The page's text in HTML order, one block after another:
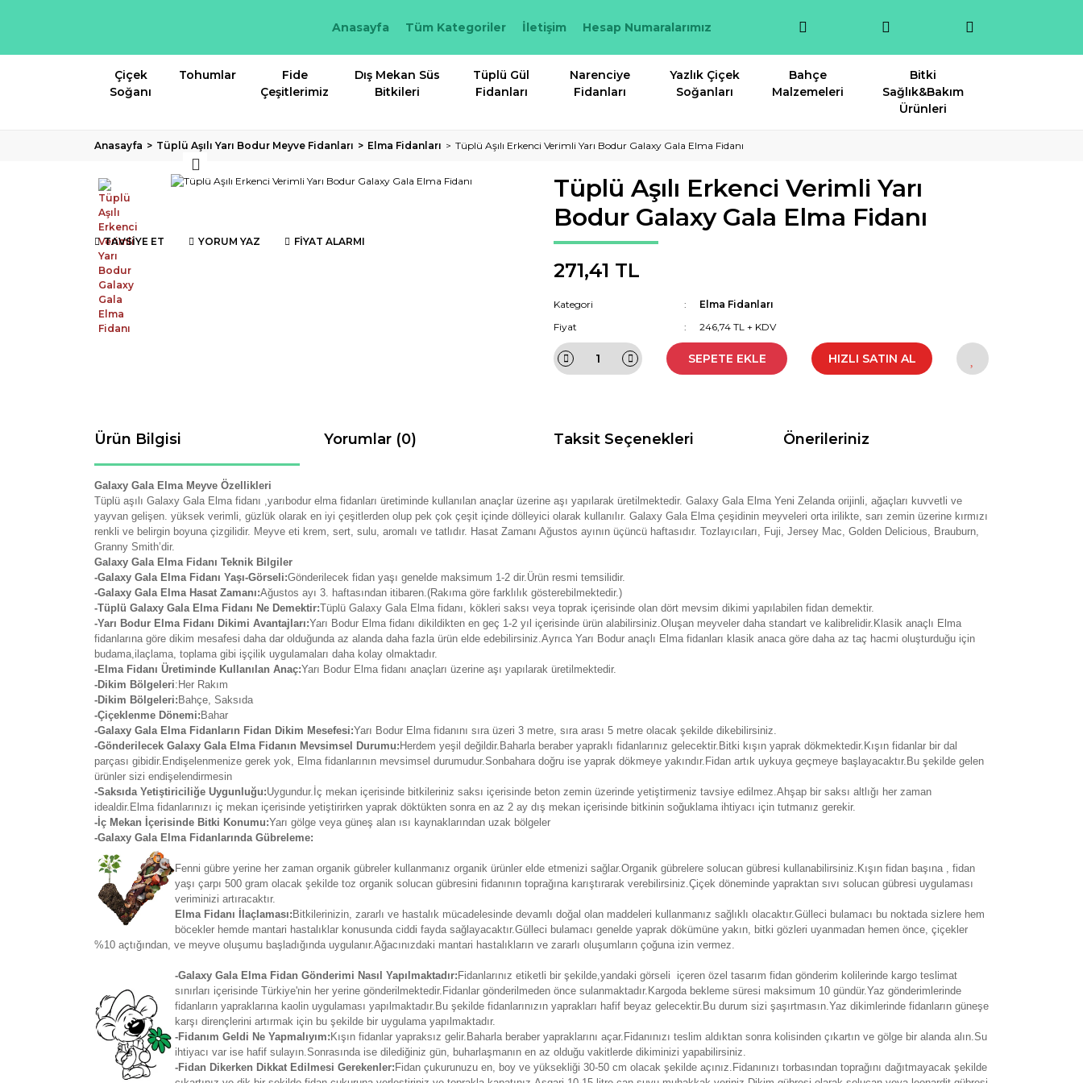
Anasayfa Tüm Kategoriler İletişim Hesap Numaralarımız
Çiçek
Soğanı
Tohumlar
Fide
Çeşitlerimiz
Dış Mekan Süs
Bitkileri
Tüplü Gül
Fidanları
Narenciye
Fidanları
Yazlık Çiçek
Soğanları
Bahçe
Malzemeleri
Bitki
Sağlık&Bakım
Ürünleri
Anasayfa Tüplü Aşılı Yarı Bodur Meyve Fidanları Elma Fidanları Tüplü Aşılı Erkenci Verimli Yarı Bodur Galaxy Gala Elma Fidanı
TAVSİYE ET YORUM YAZ FİYAT ALARMI
Tüplü Aşılı Erkenci Verimli Yarı
Bodur Galaxy Gala Elma Fidanı
271,41 TL
Kategori
Elma Fidanları
Fiyat
246,74 TL + KDV
SEPETE EKLE HIZLI SATIN AL
Ürün Bilgisi Yorumlar (0) Taksit Seçenekleri Önerileriniz
Galaxy Gala Elma Meyve Özellikleri
Tüplü aşılı Galaxy Gala Elma fidanı ,yarıbodur elma fidanları üretiminde kullanılan anaçlar üzerine aşı yapılarak üretilmektedir. Galaxy Gala Elma Yeni Zelanda orijinli, ağaçları kuvvetli ve
yayvan gelişen. yüksek verimli, güzlük olarak en iyi çeşitlerden olup pek çok çeşit içinde dölleyici olarak kullanılır. Galaxy Gala Elma çeşidinin meyveleri orta irilikte, sarı zemin üzerine kırmızı
renkli ve belirgin boyuna çizgilidir. Meyve eti krem, sert, sulu, aromalı ve tatlıdır. Hasat Zamanı Ağustos ayının üçüncü haftasıdır. Tozlayıcıları, Fuji, Jersey Mac, Golden Delicious, Brauburn,
Granny Smith’dir.
Galaxy Gala Elma Fidanı Teknik Bilgiler
-Galaxy Gala Elma Fidanı Yaşı-Görseli:Gönderilecek fidan yaşı genelde maksimum 1-2 dir.Ürün resmi temsilidir.
-Galaxy Gala Elma Hasat Zamanı:Ağustos ayı 3. haftasından itibaren.(Rakıma göre farklılık gösterebilmektedir.)
-Tüplü Galaxy Gala Elma Fidanı Ne Demektir:Tüplü Galaxy Gala Elma fidanı, kökleri saksı veya toprak içerisinde olan dört mevsim dikimi yapılabilen fidan demektir.
-Yarı Bodur Elma Fidanı Dikimi Avantajları:Yarı Bodur Elma fidanı dikildikten en geç 1-2 yıl içerisinde ürün alabilirsiniz.Oluşan meyveler daha standart ve kalibrelidir.Klasik anaçlı Elma
fidanlarına göre dikim mesafesi daha dar olduğunda az alanda daha fazla ürün elde edebilirsiniz.Ayrıca Yarı Bodur anaçlı Elma fidanları klasik anaca göre daha az taç hacmi oluşturduğu için
budama,ilaçlama, toplama gibi işçilik uygulamaları daha kolay olmaktadır.
-Elma Fidanı Üretiminde Kullanılan Anaç:Yarı Bodur Elma fidanı anaçları üzerine aşı yapılarak üretilmektedir.
-Dikim Bölgeleri:Her Rakım
-Dikim Bölgeleri: Bahçe, Saksıda
-Çiçeklenme Dönemi: Bahar
-Galaxy Gala Elma Fidanların Fidan Dikim Mesefesi:Yarı Bodur Elma fidanını sıra üzeri 3 metre, sıra arası 5 metre olacak şekilde dikebilirsiniz.
-Gönderilecek Galaxy Gala Elma Fidanın Mevsimsel Durumu: Herdem yeşil değildir.Baharla beraber yapraklı fidanlarınız gelecektir.Bitki kışın yaprak dökmektedir.Kışın fidanlar bir dal
parçası gibidir.Endişelenmenize gerek yok, Elma fidanlarının mevsimsel durumudur.Sonbahara doğru ise yaprak dökmeye yakındır.Fidan artık uykuya geçmeye başlayacaktır.Bu şekilde gelen
ürünler sizi endişelendirmesin
-Saksıda Yetiştiriciliğe Uygunluğu:Uygundur.İç mekan içerisinde bitkileriniz saksı içerisinde beton zemin üzerinde yetiştirmeniz tavsiye edilmez.Ahşap bir saksı altlığı her zaman
idealdir.Elma fidanlarınızı iç mekan içerisinde yetiştirirken yaprak döktükten sonra en az 2 ay dış mekan içerisinde bitkinin soğuklama ihtiyacı için tutmanız gerekir.
-İç Mekan İçerisinde Bitki Konumu:Yarı gölge veya güneş alan ısı kaynaklarından uzak bölgeler
-Galaxy Gala Elma Fidanlarında Gübreleme:
Fenni gübre yerine her zaman organik gübreler kullanmanız organik ürünler elde etmenizi sağlar.Organik gübrelere solucan gübresi kullanabilirsiniz.Kışın fidan başına , fidan
yaşı çarpı 500 gram olacak şekilde toz organik solucan gübresini fidanının toprağına karıştırarak verebilirsiniz.Çiçek döneminde yapraktan sıvı solucan gübresi uygulaması
veriminizi artıracaktır.
Elma Fidanı İlaçlaması: Bitkilerinizin, zararlı ve hastalık mücadelesinde devamlı doğal olan maddeleri kullanmanız sağlıklı olacaktır.Gülleci bulamacı bu noktada sizlere hem
böcekler hemde mantari hastalıklar konusunda ciddi fayda sağlayacaktır.Gülleci bulamacı genelde yaprak dökümüne yakın, bitki gözleri uyanmadan hemen önce, çiçekler
%10 açtığından, ve meyve oluşumu başladığında uygulanır.Ağacınızdaki mantari hastalıkların ve zararlı oluşumların çoğuna izin vermez.
-Galaxy Gala Elma Fidan Gönderimi Nasıl Yapılmaktadır: Fidanlarınız etiketli bir şekilde,yandaki görseli içeren özel tasarım fidan gönderim kolilerinde kargo teslimat
sınırları içerisinde Türkiye'nin her yerine gönderilmektedir.Fidanlar gönderilmeden önce sulanmaktadır.Kargoda bekleme süresi maksimum 10 gündür.Yaz gönderimlerinde
fidanların yapraklarına kaolin uygulaması yapılmaktadır.Bu şekilde fidanlarınızın yaprakları hafif beyaz gelecektir.Bu durum sizi şaşırtmasın.Yaz dikimlerinde fidanların güneşe
karşı dirençlerini artırmak için bu şekilde bir uygulama yapılmaktadır.
-Fidanım Geldi Ne Yapmalıyım: Kışın fidanlar yapraksız gelir.Baharla beraber yapraklarını açar.Fidanınızı teslim aldıktan sonra kolisinden çıkartın ve gölge bir alanda alın.Su
ihtiyacı var ise hafif sulayın.Sonrasında ise dilediğiniz gün, buharlaşmanın en az olduğu vakitlerde dikiminizi yapabilirsiniz.
-Fidan Dikerken Dikkat Edilmesi Gerekenler: Fidan çukurunuzu en, boy ve yüksekliği 30-50 cm olacak şekilde açınız.Fidanınızı torbasından toprağını dağıtmayacak şekilde